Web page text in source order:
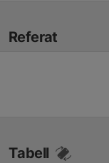
Referat
Tabell